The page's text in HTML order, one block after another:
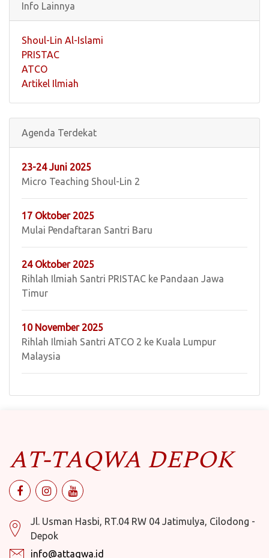
Info Lainnya
Shoul-Lin Al-Islami
PRISTAC
ATCO
Artikel Ilmiah
Agenda Terdekat
23-24 Juni 2025
Micro Teaching Shoul-Lin 2
17 Oktober 2025
Mulai Pendaftaran Santri Baru
24 Oktober 2025
Rihlah Ilmiah Santri PRISTAC ke Pandaan Jawa
Timur
10 November 2025
Rihlah Ilmiah Santri ATCO 2 ke Kuala Lumpur
Malaysia
AT-TAQWA DEPOK
Jl. Usman Hasbi, RT.04 RW 04 Jatimulya, Cilodong -
Depok
info@attaqwa.id